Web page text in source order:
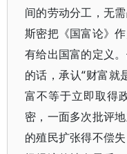
间的劳动分工，无
斯密把《国富论》
有给出国富的定义
的话，承认“财富就
富不等于立即取得
密，一面多次批评
的殖民扩张得不偿